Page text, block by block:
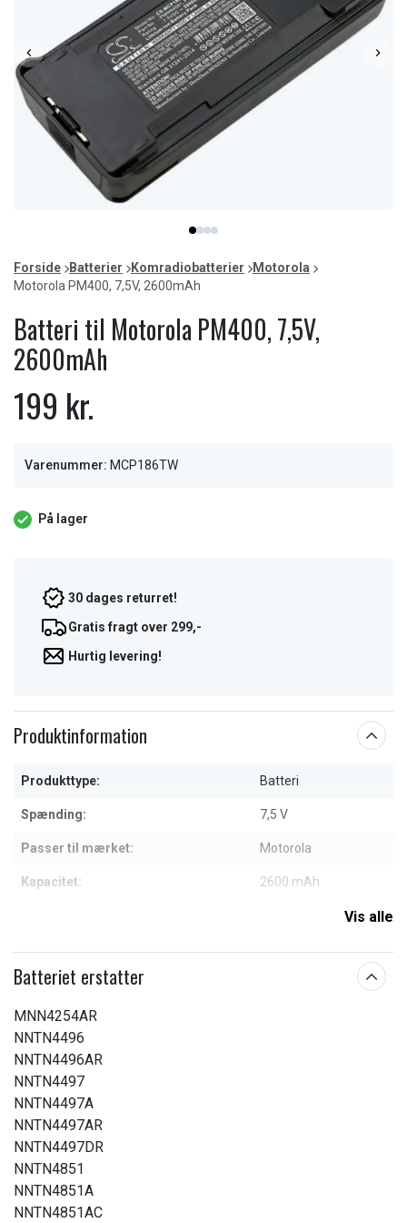
item
0
item
1
item
2
item
3
of
4
Forside Batterier Komradiobatterier
Motorola
Motorola PM400, 7,5V, 2600mAh
Batteri til Motorola PM400, 7,5V,
2600mAh
199 kr.
Varenummer: MCP186TW
På lager
30 dages returret!
Gratis fragt over 299,-
Hurtig levering!
Produktinformation
Produkttype: Batteri
Spænding: 7,5 V
Passer til mærket: Motorola
Kapacitet: 2600 mAh
Vis alle
Batteriet erstatter
MNN4254AR
NNTN4496
NNTN4496AR
NNTN4497
NNTN4497A
NNTN4497AR
NNTN4497DR
NNTN4851
NNTN4851A
NNTN4851AC